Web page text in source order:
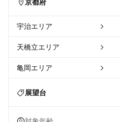
京都府
宇治エリア
天橋立エリア
亀岡エリア
展望台